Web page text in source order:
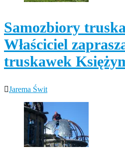
Samozbiory
Właściciel
truskawek
Jarema Świt